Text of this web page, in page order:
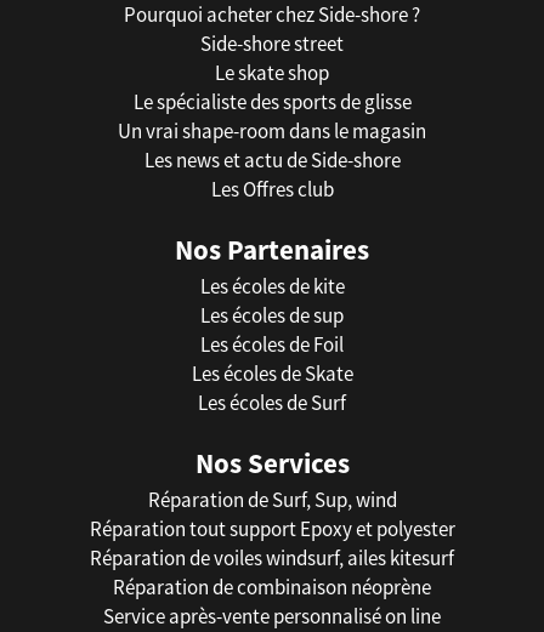
Pourquoi acheter chez Side-shore ?
Side-shore street
Le skate shop
Le spécialiste des sports de glisse
Un vrai shape-room dans le magasin
Les news et actu de Side-shore
Les Offres club
Nos Partenaires
Les écoles de kite
Les écoles de sup
Les écoles de Foil
Les écoles de Skate
Les écoles de Surf
Nos Services
Réparation de Surf, Sup, wind
Réparation tout support Epoxy et polyester
Réparation de voiles windsurf, ailes kitesurf
Réparation de combinaison néoprène
Service après-vente personnalisé on line